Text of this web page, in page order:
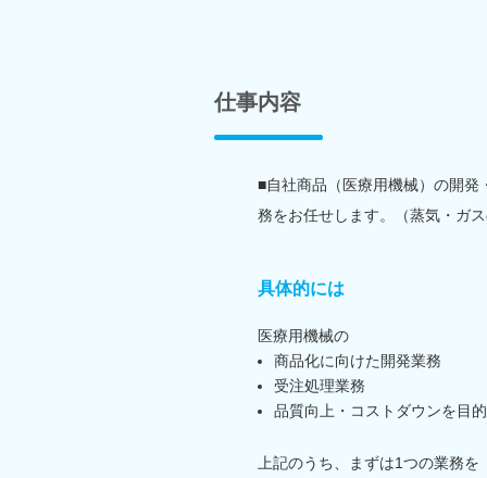
仕事内容
■自社商品（医療用機械）の開
務をお任せします。（蒸気・ガ
具体的には
医療用機械の
商品化に向けた開発業務
受注処理業務
品質向上・コストダウンを目
上記のうち、まずは1つの業務を